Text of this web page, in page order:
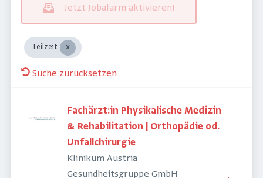
Jetzt Jobalarm aktivieren!
Teilzeit
Suche zurücksetzen
Fachärzt:in Physikalische Medizin
& Rehabilitation | Orthopädie od.
Unfallchirurgie
Klinikum Austria
Gesundheitsgruppe GmbH